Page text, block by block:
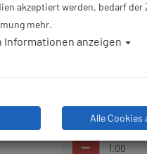
Herstellerpreis:
Lieferbar in 1-
akzeptiert werden, bedarf
mehr.
Informationen anzeigen
Alle Cookies